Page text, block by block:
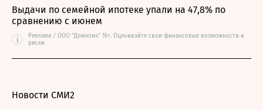
Выдачи по семейной ипотеке упали на 47,8% по
сравнению с июнем
i
Реклама / ООО "Домклик" 16+. Оценивайте свои финансовые возможности и
риски
Новости СМИ2